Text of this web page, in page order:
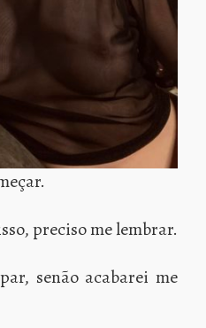
preciso me lembrar.
senão acabarei me